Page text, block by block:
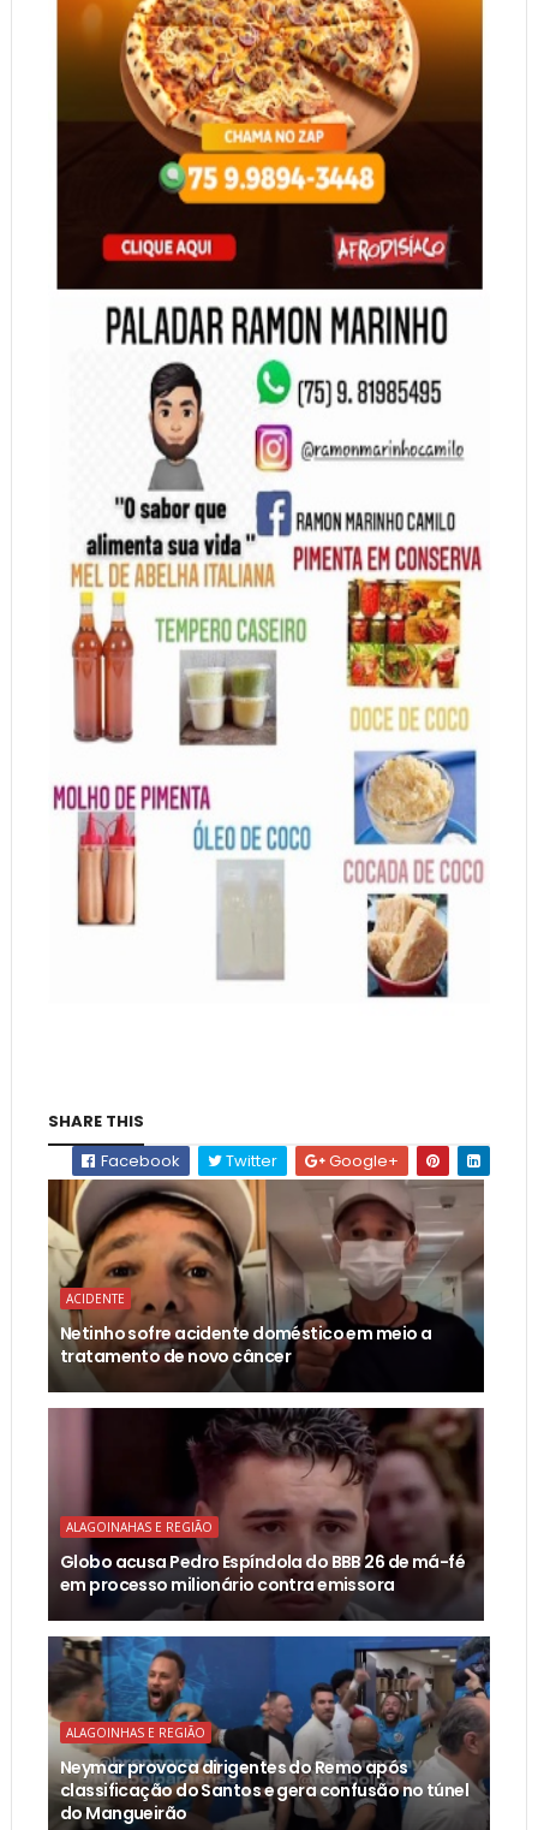
SHARE THIS
Facebook
Twitter Google+
ACIDENTE
Netinho sofre acidente doméstico em meio a
tratamento de novo câncer
ALAGOINAHAS E REGIÃO
Globo acusa Pedro Espíndola do BBB 26 de má-fé
em processo milionário contra emissora
ALAGOINHAS E REGIÃO
Neymar provoca dirigentes do Remo após
classificação do Santos e gera confusão no túnel
do Mangueirão